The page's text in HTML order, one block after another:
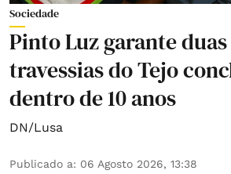
Sociedade
Pinto Luz garante
travessias do Tejo
dentro de 10 anos
DN/Lusa
Publicado a: 06 Agosto 2026, 13:38